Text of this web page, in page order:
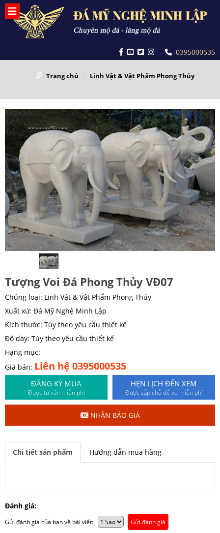
0395000535
Trang chủ Linh Vật & Vật Phẩm Phong Thủy
Tượng Voi Đá Phong Thủy VĐ07
Chủng loại: Linh Vật & Vật Phẩm Phong Thủy
Xuất xứ: Đá Mỹ Nghệ Minh Lập
Kích thước: Tùy theo yêu cầu thiết kế
Độ dày: Tùy theo yêu cầu thiết kế
Hạng mục:
Giá bán: Liên hệ 0395000535
ĐĂNG KÝ MUA
Được tư vấn miễn phí
HẸN LỊCH ĐẾN XEM
Được sắp chỗ để xe miễn phí
NHẬN BÁO GIÁ
Chi tiết sản phẩm Hướng dẫn mua hàng
Đánh giá:
Gửi đánh giá của bạn về bài viết: Gửi đánh giá